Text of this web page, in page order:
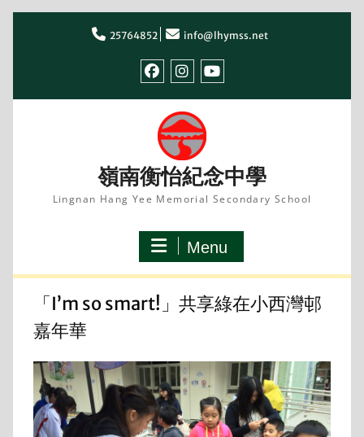
25764852 info@lhymss.net
嶺南衡怡紀念中學
Lingnan Hang Yee Memorial Secondary School
Menu
「I’m so smart!」共享綠在小西灣邨
嘉年華